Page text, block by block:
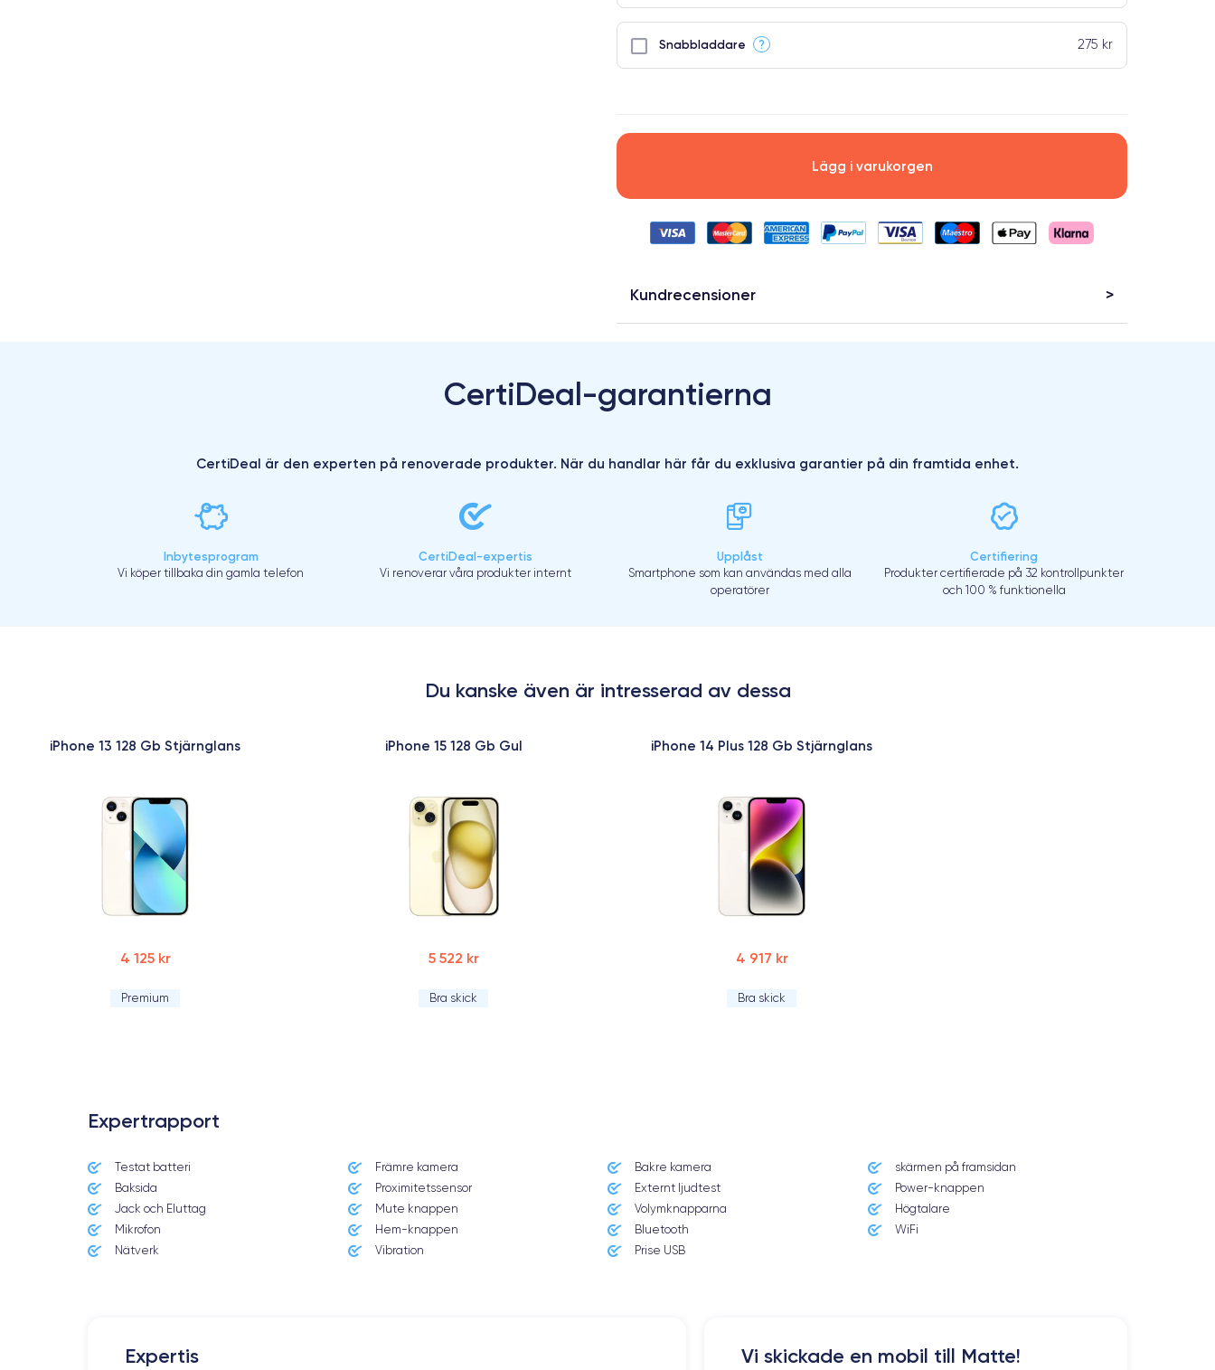
Snabbladdare ? 275 kr
Lägg i varukorgen
Kundrecensioner
CertiDeal-garantierna
CertiDeal är den experten på renoverade produkter. När du handlar här får du exklusiva garantier på din framtida enhet.
Inbytesprogram
Vi köper tillbaka din gamla telefon
CertiDeal-expertis
Vi renoverar våra produkter internt
Upplåst
Smartphone som kan användas med alla
operatörer
Certifiering
Produkter certifierade på 32 kontrollpunkter
och 100 % funktionella
Du kanske även är intresserad av dessa
iPhone 13 128 Gb Stjärnglans
4 125 kr
Premium
iPhone 15 128 Gb Gul
5 522 kr
Bra skick
iPhone 14 Plus 128 Gb Stjärnglans
4 917 kr
Bra skick
Expertrapport
Testat batteri Främre kamera Bakre kamera
skärmen på framsidan
Baksida
Proximitetssensor Externt ljudtest
Power-knappen
Jack och Eluttag
Mute knappen Volymknapparna
Högtalare
Mikrofon
Hem-knappen Bluetooth
WiFi
Nätverk
Vibration Prise USB
Expertis Vi skickade en mobil till Matte!